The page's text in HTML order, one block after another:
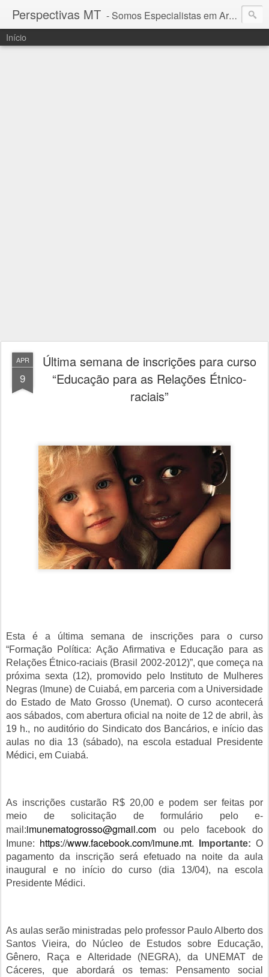
Perspectivas MT - Somos Especialistas em Araguaia - Mato Grosso
Início
APR
9
Última semana de inscrições para curso
“Educação para as Relações Étnico-
raciais”
Esta é a última semana de inscrições para o curso
“Formação Política: Ação Afirmativa e Educação para as
Relações Étnico-raciais (Brasil 2002-2012)”, que começa na
próxima sexta (12), promovido pelo Instituto de Mulheres
Negras (Imune) de Cuiabá, em parceria com a Universidade
do Estado de Mato Grosso (Unemat). O curso acontecerá
aos sábados, com abertura oficial na noite de 12 de abril, às
19 h., no auditório do Sindicato dos Bancários, e início das
aulas no dia 13 (sábado), na escola estadual Presidente
Médici, em Cuiabá.
As inscrições custarão R$ 20,00 e podem ser feitas por
meio de solicitação de formulário pelo e-
mail:imunematogrosso@gmail.com ou pelo facebook do
Imune: https://www.facebook.com/imune.mt. Importante: O
pagamento da inscrição será efetuado na noite da aula
inaugural e no início do curso (dia 13/04), na escola
Presidente Médici.
As aulas serão ministradas pelo professor Paulo Alberto dos
Santos Vieira, do Núcleo de Estudos sobre Educação,
Gênero, Raça e Alteridade (NEGRA), da UNEMAT de
Cáceres, que abordará os temas:
Pensamento social